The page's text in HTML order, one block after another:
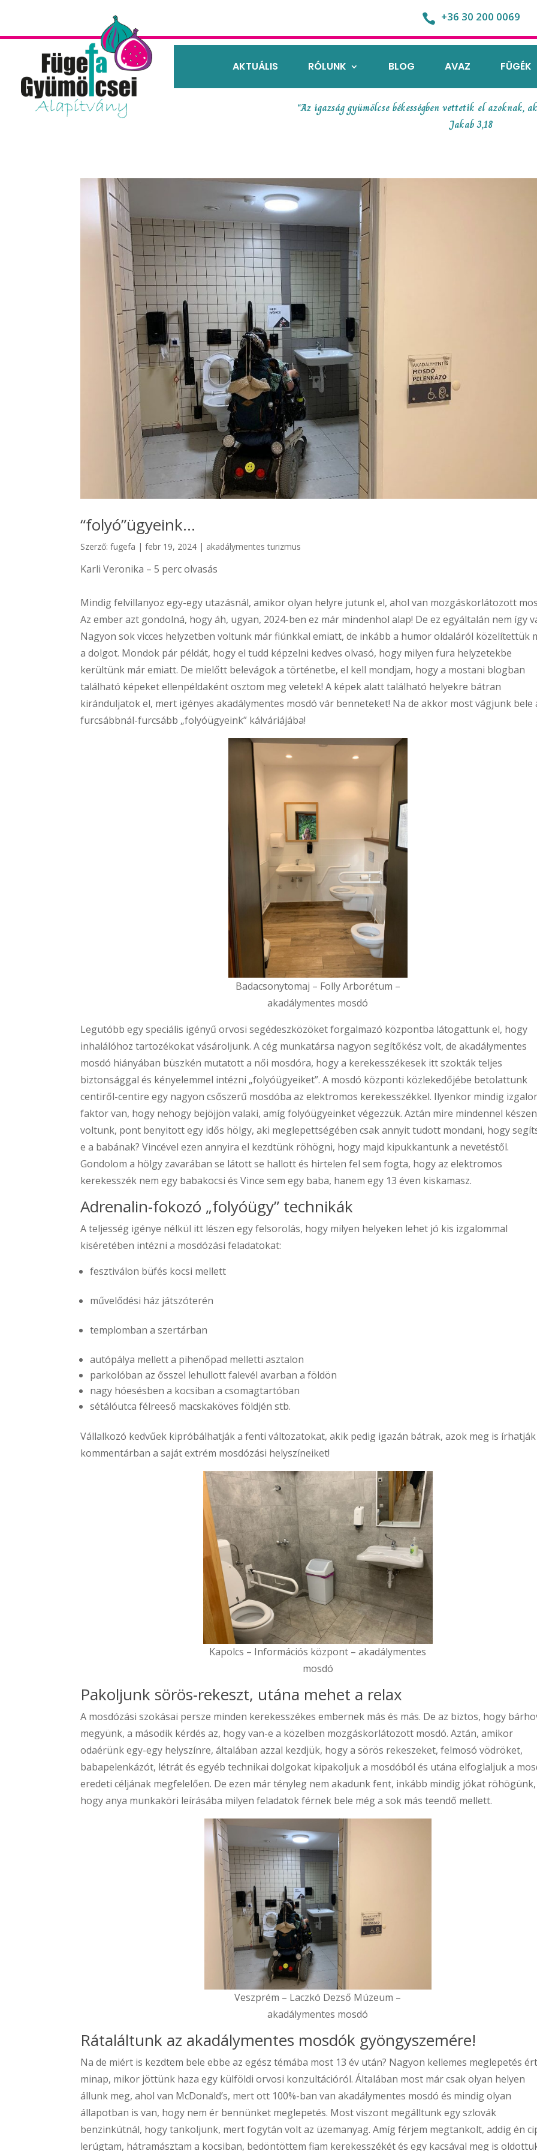
 +36 30 200 0069
AKTUÁLIS RÓLUNK BLOG AVAZ FÜGÉK
“Az igazság gyümölcse békességben vettetik el azoknak,
Jakab 3,18
“folyó”ügyeink…
Szerző:fugefa |febr 19, 2024 | akadálymentes turizmus
Karli Veronika – 5 perc olvasás
Mindig felvillanyoz egy-egy utazásnál, amikor olyan helyre jutunk el, ahol van mozgáskorlátozott
Az ember azt gondolná, hogy áh, ugyan, 2024-ben ez már mindenhol alap! De ez egyáltalán nem így
Nagyon sok vicces helyzetben voltunk már fiúnkkal emiatt, de inkább a humor oldaláról közelítettük
a dolgot. Mondok pár példát, hogy el tudd képzelni kedves olvasó, hogy milyen fura helyzetekbe
kerültünk már emiatt. De mielőtt belevágok a történetbe, el kell mondjam, hogy a mostani blogban
található képeket ellenpéldaként osztom meg veletek! A képek alatt található helyekre bátran
kiránduljatok el, mert igényes akadálymentes mosdó vár benneteket! Na de akkor most vágjunk bele
furcsábbnál-furcsább „folyóügyeink” kálváriájába!
Badacsonytomaj – Folly Arborétum –
akadálymentes mosdó
Legutóbb egy speciális igényű orvosi segédeszközöket forgalmazó központba látogattunk el, hogy
inhalálóhoz tartozékokat vásároljunk. A cég munkatársa nagyon segítőkész volt, de akadálymentes
mosdó hiányában büszkén mutatott a női mosdóra, hogy a kerekesszékesek itt szokták teljes
biztonsággal és kényelemmel intézni „folyóügyeiket”. A mosdó központi közlekedőjébe betolattunk
centiről-centire egy nagyon csőszerű mosdóba az elektromos kerekesszékkel. Ilyenkor mindig
faktor van, hogy nehogy bejöjjön valaki, amíg folyóügyeinket végezzük. Aztán mire mindennel készen
voltunk, pont benyitott egy idős hölgy, aki meglepettségében csak annyit tudott mondani, hogy
e a babának? Vincével ezen annyira el kezdtünk röhögni, hogy majd kipukkantunk a nevetéstől.
Gondolom a hölgy zavarában se látott se hallott és hirtelen fel sem fogta, hogy az elektromos
kerekesszék nem egy babakocsi és Vince sem egy baba, hanem egy 13 éven kiskamasz.
Adrenalin-fokozó „folyóügy” technikák
A teljesség igénye nélkül itt lészen egy felsorolás, hogy milyen helyeken lehet jó kis izgalommal
kiséretében intézni a mosdózási feladatokat:
fesztiválon büfés kocsi mellett
művelődési ház játszóterén
templomban a szertárban
autópálya mellett a pihenőpad melletti asztalon
parkolóban az ősszel lehullott falevél avarban a földön
nagy hóesésben a kocsiban a csomagtartóban
sétálóutca félreeső macskaköves földjén stb.
Vállalkozó kedvűek kipróbálhatják a fenti változatokat, akik pedig igazán bátrak, azok meg is írhatják
kommentárban a saját extrém mosdózási helyszíneiket!
Kapolcs – Információs központ – akadálymentes
mosdó
Pakoljunk sörös-rekeszt, utána mehet a relax
A mosdózási szokásai persze minden kerekesszékes embernek más és más. De az biztos, hogy
megyünk, a második kérdés az, hogy van-e a közelben mozgáskorlátozott mosdó. Aztán, amikor
odaérünk egy-egy helyszínre, általában azzal kezdjük, hogy a sörös rekeszeket, felmosó vödröket,
babapelenkázót, létrát és egyéb technikai dolgokat kipakoljuk a mosdóból és utána elfoglaljuk a
eredeti céljának megfelelően. De ezen már tényleg nem akadunk fent, inkább mindig jókat röhögünk,
hogy anya munkaköri leírásába milyen feladatok férnek bele még a sok más teendő mellett.
Veszprém – Laczkó Dezső Múzeum –
akadálymentes mosdó
Rátaláltunk az akadálymentes mosdók gyöngyszemére!
Na de miért is kezdtem bele ebbe az egész témába most 13 év után? Nagyon kellemes meglepetés
minap, mikor jöttünk haza egy külföldi orvosi konzultációról. Általában most már csak olyan helyen
állunk meg, ahol van McDonald’s, mert ott 100%-ban van akadálymentes mosdó és mindig olyan
állapotban is van, hogy nem ér bennünket meglepetés. Most viszont megálltunk egy szlovák
benzinkútnál, hogy tankoljunk, mert fogytán volt az üzemanyag. Amíg férjem megtankolt, addig én
lerúgtam, hátramásztam a kocsiban, bedöntöttem fiam kerekesszékét és egy kacsával meg is